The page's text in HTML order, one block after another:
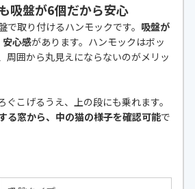
吸盤が6個だから安心
で取り付けるハンモックです。 吸盤が
安心感があります。ハンモックはボッ
周囲から丸見えにならないのがメリッ
ぐこげるうえ、上の段にも乗れます。
る窓から、中の猫の様子を確認可能で